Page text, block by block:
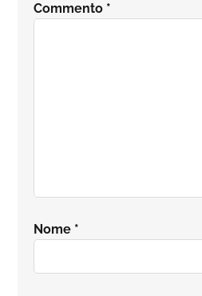
Commento *
Nome *